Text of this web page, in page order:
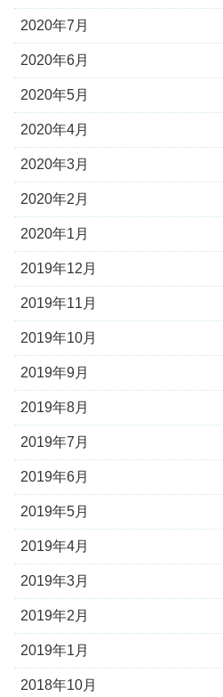
2020年7月
2020年6月
2020年5月
2020年4月
2020年3月
2020年2月
2020年1月
2019年12月
2019年11月
2019年10月
2019年9月
2019年8月
2019年7月
2019年6月
2019年5月
2019年4月
2019年3月
2019年2月
2019年1月
2018年10月